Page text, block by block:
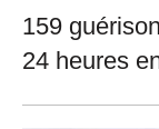
159
24 heures